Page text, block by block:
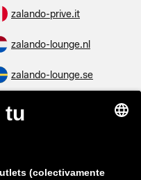
zalando-prive.it
zalando-lounge.nl
zalando-lounge.se
zalando-lounge.cz